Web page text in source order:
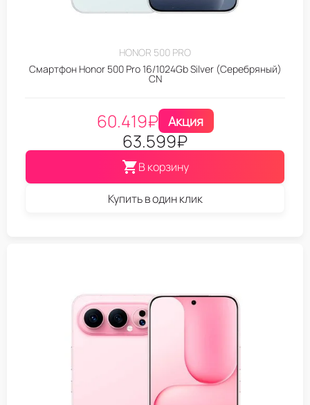
HONOR 500 PRO
Смартфон Honor 500 Pro 16/1024Gb Silver (Серебряный)
CN
60.419₽ Акция
63.599₽
В корзину
Купить в один клик